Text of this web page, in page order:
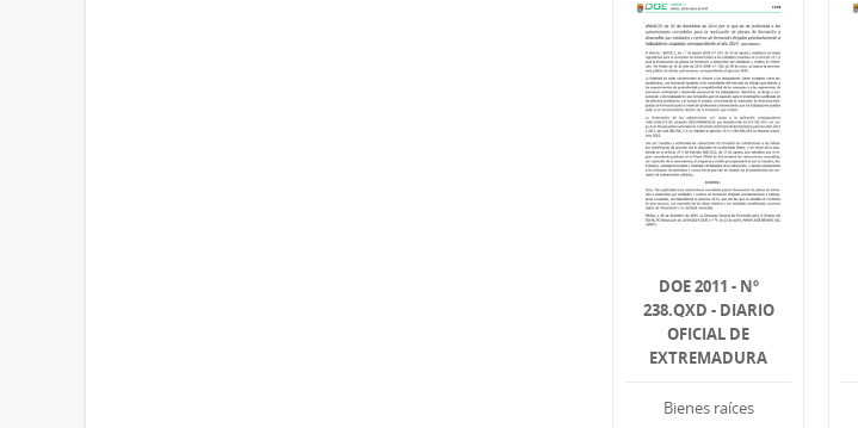
DOE 2011 - Nº
238.QXD - DIARIO
OFICIAL DE
EXTREMADURA
Bienes raíces